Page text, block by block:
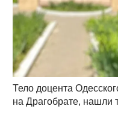
Тело доцента
на Драгобрате, нашли